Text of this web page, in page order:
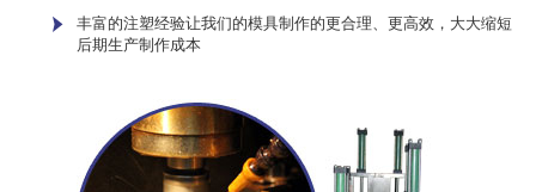
丰富的注塑经验让我们的模具制作的更合理、更高效，大大缩短
后期生产制作成本